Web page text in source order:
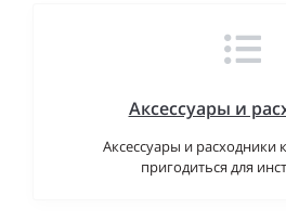
Аксессуары и
Аксессуары и расходники
пригодиться для